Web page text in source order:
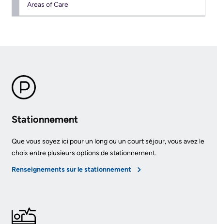
Areas of Care
Stationnement
Que vous soyez ici pour un long ou un court séjour, vous avez le
choix entre plusieurs options de stationnement.
Renseignements sur le stationnement